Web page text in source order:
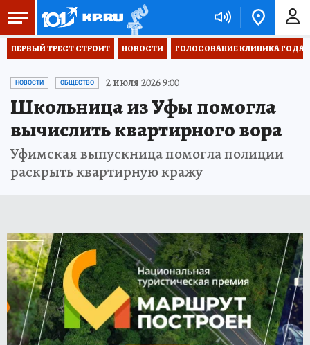
ПЕРВЫЙ ТРЕСТ СТРОИТ НОВОСТИ ГОЛОСОВАНИЕ КЛИНИКА ГОДА
НОВОСТИ ОБЩЕСТВО 2 июля 2026 9:00
Школьница из Уфы помогла
вычислить квартирного вора
Уфимская выпускница помогла полиции
раскрыть квартирную кражу